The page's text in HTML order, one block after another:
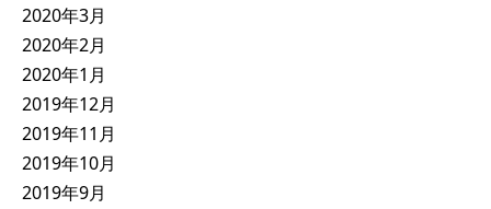
2020年3月
2020年2月
2020年1月
2019年12月
2019年11月
2019年10月
2019年9月